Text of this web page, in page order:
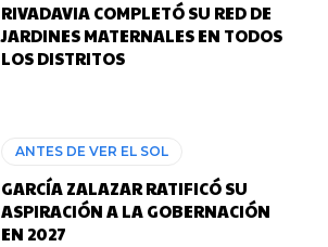
RIVADAVIA COMPLETÓ SU RED DE
JARDINES MATERNALES EN TODOS
LOS DISTRITOS
ANTES DE VER EL SOL
GARCÍA ZALAZAR RATIFICÓ SU
ASPIRACIÓN A LA GOBERNACIÓN
EN 2027